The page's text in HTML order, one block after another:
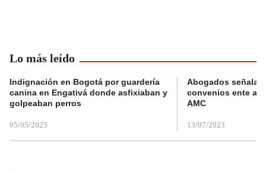
Lo más leído
Indignación en Bogotá por guardería
canina en Engativá donde asfixiaban y
golpeaban perros
05/05/2025
Abogados
convenios ente
AMC
13/07/2023